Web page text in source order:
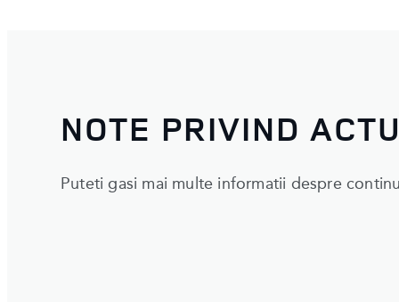
NOTE PRIVIND
Puteti gasi mai multe informatii despre